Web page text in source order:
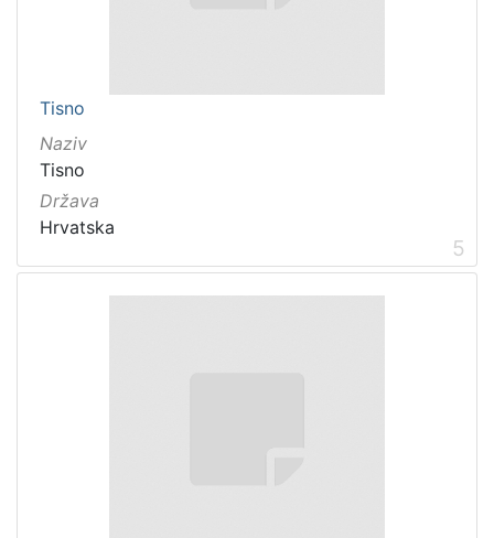
Tisno
Naziv
Tisno
Država
Hrvatska
5